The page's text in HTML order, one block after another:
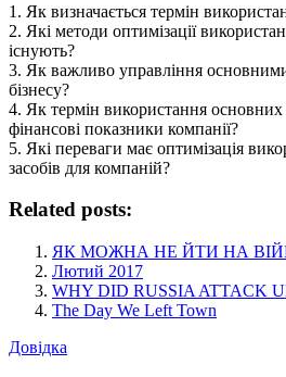
1. Як визначається термін
2. Які методи оптимізації
існують?
3. Як важливо управління
бізнесу?
4. Як термін використання основних
фінансові показники компанії?
5. Які переваги має оптимізація
засобів для компаній?
Related posts:
ЯК МОЖНА НЕ ЙТИ НА
Лютий 2017
WHY DID RUSSIA ATTACK
The Day We Left Town
Довідка